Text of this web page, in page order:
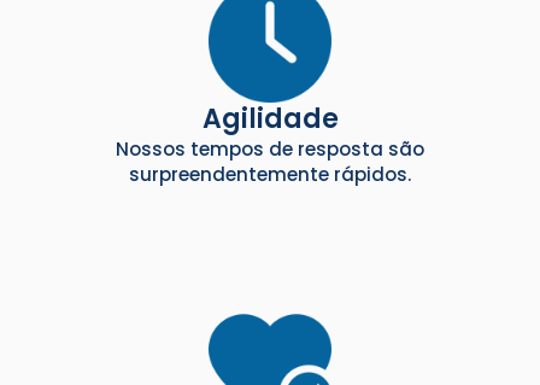
Agilidade
Nossos tempos de resposta são
surpreendentemente rápidos.